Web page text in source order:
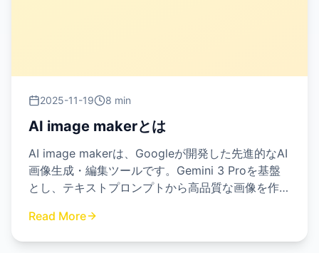
2025-11-19 8 min
AI image makerとは
AI image makerは、Googleが開発した先進的なAI
画像生成・編集ツールです。Gemini 3 Proを基盤
とし、テキストプロンプトから高品質な画像を作成
提供します。
Read More